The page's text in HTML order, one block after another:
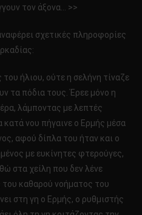
τον άξονα… >>
σχετικές πληροφορίες
ήλιου, ούτε η σελήνη τίναζε
τα πόδια τους. Έρεε μόνο η
λάμποντας με λεπτές
νου πήγαινε ο Ερμής μέσα
αφού δίπλα του ήταν και ο
με ευκίνητες φτερούγες,
στα χείλη που δεν λένε
καθαρού νοήματος του
στη γη ο Ερμής, ο ρυθμιστής